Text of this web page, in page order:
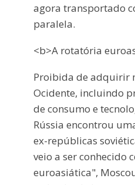
agora transportado
paralela.
<b>A rotatória
Proibida de adquirir
Ocidente, incluindo
de consumo e
Rússia encontrou
ex-repúblicas
veio a ser conhecido
euroasiática",